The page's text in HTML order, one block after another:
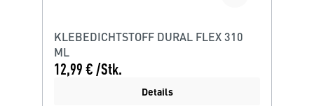
KLEBEDICHTSTOFF DURAL FLEX 310
ML
12,99 € /Stk.
Details